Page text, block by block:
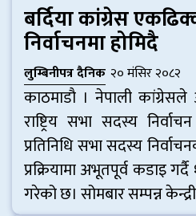
बर्दिया कांग्रेस
निर्वाचनमा होमिदै
लुम्बिनीपत्र दैनिक २० मंसिर २०८२
काठमाडाै । नेपाली
राष्ट्रिय सभा सदस्य
प्रतिनिधि सभा सदस्य
प्रक्रियामा अभूतपूर्व कडाइ
गरेको छ। सोमबार सम्पन्न